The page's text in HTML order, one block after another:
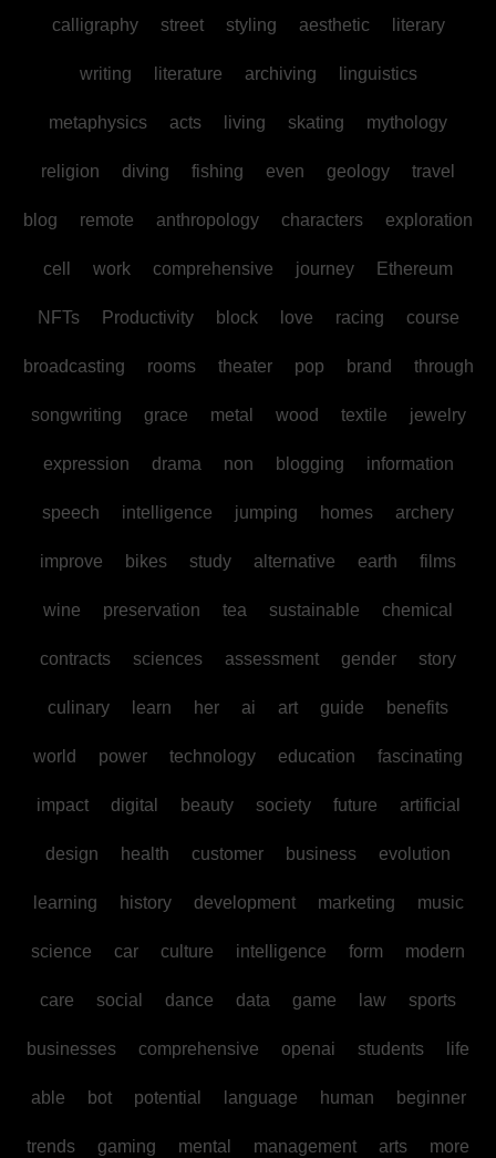
calligraphy street styling aesthetic literary
writing literature archiving linguistics
metaphysics acts living skating mythology
religion diving fishing even geology travel
blog remote anthropology characters exploration
cell work comprehensive journey Ethereum
NFTs Productivity block love racing course
broadcasting rooms theater pop brand through
songwriting grace metal wood textile jewelry
expression drama non blogging information
speech intelligence jumping homes archery
improve bikes study alternative earth films
wine preservation tea sustainable chemical
contracts sciences assessment gender story
culinary learn her ai art guide benefits
world power technology education fascinating
impact digital beauty society future artificial
design health customer business evolution
learning history development marketing music
science car culture intelligence form modern
care social dance data game law sports
businesses comprehensive openai students life
able bot potential language human beginner
trends gaming mental management arts more